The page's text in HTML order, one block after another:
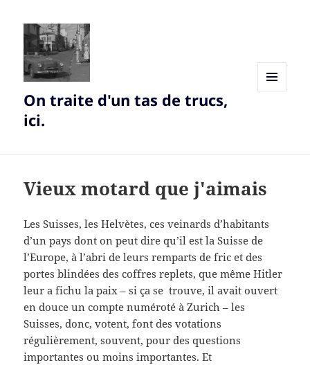
On traite d'un tas de trucs,
ici.
Vieux motard que j'aimais
Les Suisses, les Helvètes, ces veinards d’habitants
d’un pays dont on peut dire qu’il est la Suisse de
l’Europe, à l’abri de leurs remparts de fric et des
portes blindées des coffres replets, que même Hitler
leur a fichu la paix – si ça se trouve, il avait ouvert
en douce un compte numéroté à Zurich – les
Suisses, donc, votent, font des votations
régulièrement, souvent, pour des questions
importantes ou moins importantes. Et